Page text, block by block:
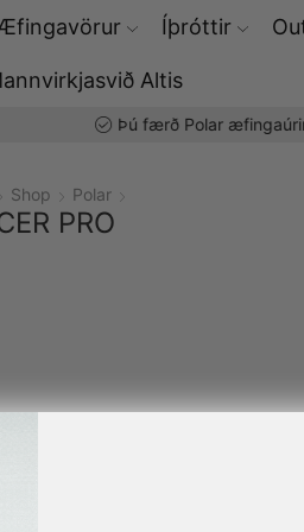
Íþróttir
Altis
æfingaúrin hjá okkur
Shop Polar
PRO